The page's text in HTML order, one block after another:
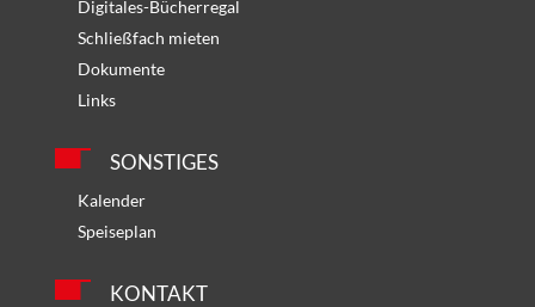
Digitales-Bücherregal
Schließfach mieten
Dokumente
Links
SONSTIGES
Kalender
Speiseplan
KONTAKT